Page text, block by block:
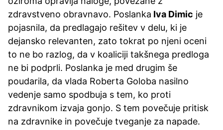
zdravstveno obravnavo. Poslanka Iva Dimic je
pojasnila, da predlagajo rešitev v delu, ki je
dejansko relevanten, zato tokrat po njeni oceni
to ne bo razlog, da v koaliciji takšnega predloga
ne bi podprli. Poslanka je med drugim še
poudarila, da vlada Roberta Goloba nasilno
vedenje samo spodbuja s tem, ko proti
zdravnikom izvaja gonjo. S tem povečuje pritisk
na zdravnike in povečuje tveganje za napade.